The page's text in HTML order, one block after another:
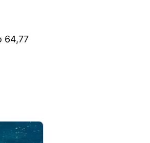
64,77